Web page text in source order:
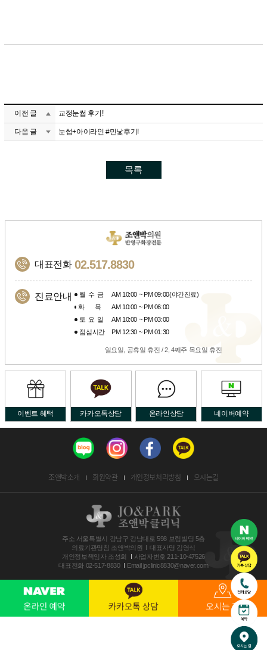
이전 글 교정눈썹 후기!
다음 글 눈썹+아이라인 #민낯후기!
목록
대표전화 02.517.8830
진료안내 월수금
AM 10:00 ~ PM 09:00(야간진료)
화목 AM 10:00 ~ PM 06:00
토요일
AM 10:00 ~ PM 03:00
점심시간
PM 12:30 ~ PM 01:30
일요일, 공휴일 휴진 / 2, 4째주 목요일 휴진
이벤트 혜택 카카오톡상담 온라인상담 네이버예약
조앤박소개 회원약관 개인정보처리방침 오시는길
주소 서울특별시 강남구 강남대로 598 보림빌딩 5층
의료기관명침 조앤박의원 대표자명 김영식
개인정보책임자조성희 사업자번호 211-10-47526
대표전화02-517-8830 Emailjpclinic8830@naver.com